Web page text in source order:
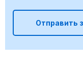
Отправить